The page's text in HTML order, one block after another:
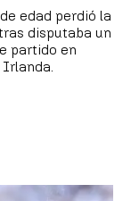
edad perdió la
disputaba un
partido en
Irlanda.